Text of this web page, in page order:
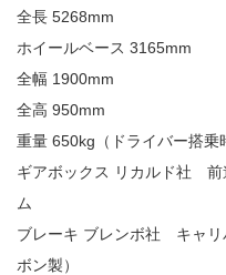
全長 5268mm
ホイールベース 3165mm
全幅 1900mm
全高 950mm
重量 650kg（ドライバー搭乗
ギアボックス リカルド社
ム
ブレーキ ブレンボ社 キャ
ボン製）